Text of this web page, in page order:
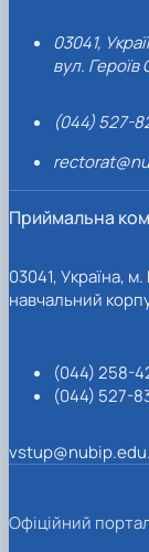
03041,
вул.
(044) 527-
Приймальна
03041, Україна,
навчальний
(044) 258-
(044) 527-
Офіційний